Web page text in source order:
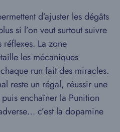
d’ajuster les dégâts
si l’on veut surtout suivre
réflexes. La zone
les mécaniques
run fait des miracles.
reste un régal, réussir une
enchaîner la Punition
c’est la dopamine